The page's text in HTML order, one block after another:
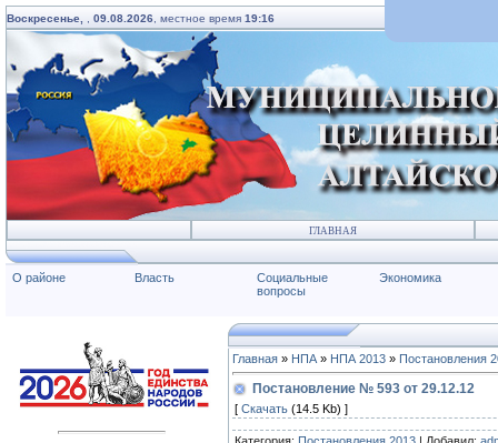
Воскресенье, 09.08.2026 , местное время 19:16
ГЛАВНАЯ
О районе Власть
Социальные
вопросы
Экономика
Главная » НПА » НПА 2013 » Постановления
Постановление № 593 от 29.12.12
[ Скачать (14.5 Kb) ]